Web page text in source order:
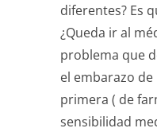
diferentes? Es
¿Queda ir al
problema que
el embarazo
primera ( de
sensibilidad